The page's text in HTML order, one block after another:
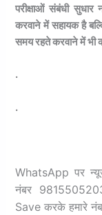
परीक्षाओं संबंधी सुधार
करवाने में सहायक है
समय रहते करवाने में भी
.
.
WhatsApp पर
नंबर
Save करके हमारे